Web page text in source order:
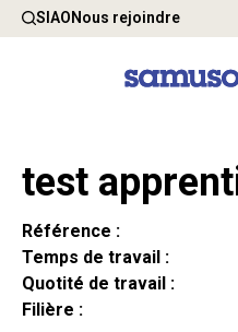
SIAONous rejoindre
test
Référence :
Temps de travail :
Quotité de travail :
Filière :